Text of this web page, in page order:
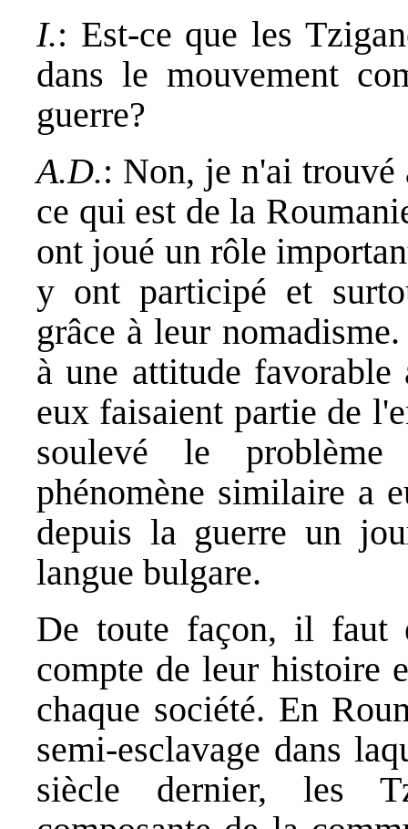
I.: Est-ce que les
dans le mouvement
guerre?
A.D.: Non, je n'ai trouvé
ce qui est de la
ont joué un rôle
y ont participé et
grâce à leur
à une attitude favorable
eux faisaient partie de
soulevé le
phénomène similaire a
depuis la guerre un
langue bulgare.
De toute façon, il faut
compte de leur histoire
chaque société. En
semi-esclavage dans
siècle dernier, les